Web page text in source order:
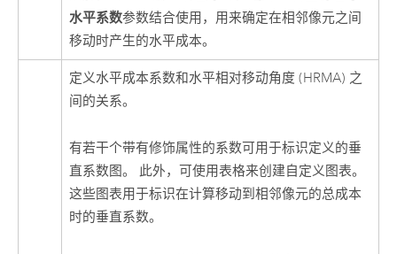
水平系数参数结合使用，用来确定在相邻像元之间
移动时产生的水平成本。
定义水平成本系数和水平相对移动角度 (HRMA) 之
间的关系。
有若干个带有修饰属性的系数可用于标识定义的垂
直系数图。 此外，可使用表格来创建自定义图表。
这些图表用于标识在计算移动到相邻像元的总成本
时的垂直系数。